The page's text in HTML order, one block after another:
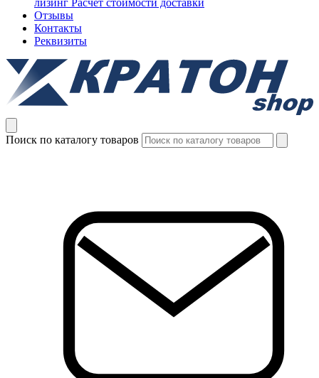
лизинг Расчет стоимости доставки
Отзывы
Контакты
Реквизиты
Поиск по каталогу товаров